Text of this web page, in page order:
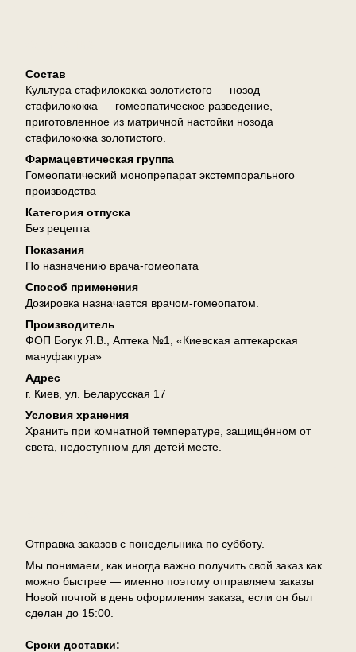
Состав
Культура стафилококка золотистого — нозод
стафилококка — гомеопатическое разведение,
приготовленное из матричной настойки нозода
стафилококка золотистого.
Фармацевтическая группа
Гомеопатический монопрепарат экстемпорального
производства
Категория отпуска
Без рецепта
Показания
По назначению врача-гомеопата
Способ применения
Дозировка назначается врачом-гомеопатом.
Производитель
ФОП Богук Я.В., Аптека №1, «Киевская аптекарская
мануфактура»
Адрес
г. Киев, ул. Беларусская 17
Условия хранения
Хранить при комнатной температуре, защищённом от
света, недоступном для детей месте.
Отправка заказов с понедельника по субботу.
Мы понимаем, как иногда важно получить свой заказ как
можно быстрее — именно поэтому отправляем заказы
Новой почтой в день оформления заказа, если он был
сделан до 15:00.
Сроки доставки: